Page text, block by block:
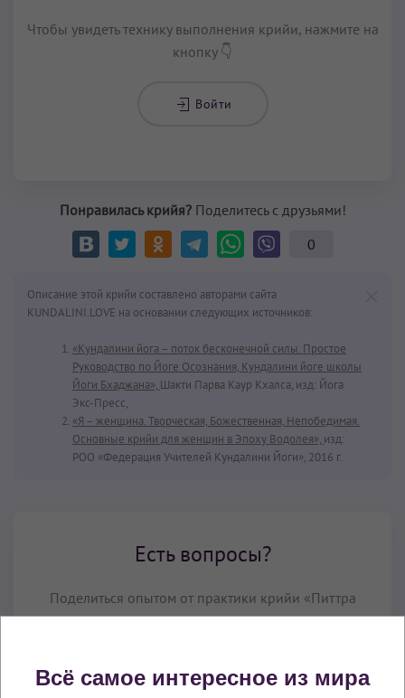
Чтобы увидеть технику выполнения крийи, нажмите на
кнопку 👇
Войти
Понравилась крийя?Поделитесь с друзьями!
0
Описание этой крийи составлено авторами сайта
KUNDALINI.LOVE на основании следующих источников:
«Кундалини йога – поток бесконечной силы. Простое
Руководство по Йоге Осознания, Кундалини йоге школы
Йоги Бхаджана», Шакти Парва Каур Кхалса, изд: Йога
Экс-Пресс,
«Я – женщина. Творческая, Божественная, Непобедимая.
Основные крийи для женщин в Эпоху Водолея», изд:
РОО «Федерация Учителей Кундалини Йоги», 2016 г.
Есть вопросы?
Поделиться опытом от практики крийи «Питтра
(Питтар) Крийя» или задать вопрос о ее
Всё самое интересное из мира